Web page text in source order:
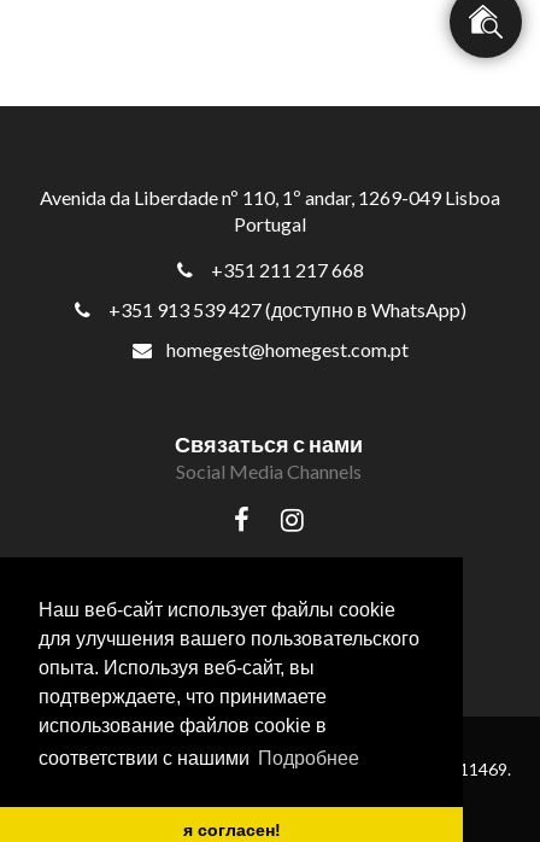
Наш веб-сайт использует файлы cookie
для улучшения вашего пользовательского
опыта. Используя веб-сайт, вы
подтверждаете, что принимаете
использование файлов cookie в
соответствии с нашими Подробнее
я согласен!
Avenida da Liberdade nº 110, 1º andar, 1269-049 Lisboa
Portugal
+351 211 217 668
+351 913 539 427 (доступно в WhatsApp)
homegest@homegest.com.pt
Связаться с нами
Social Media Channels
® HomeGest Real Estate . Все права защищены — AMI 11469.
CASAFARI CRM